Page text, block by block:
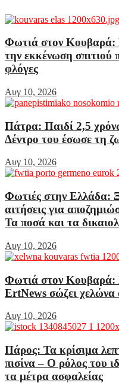
Φωτιά στον Κουβαρά:
την εκκένωση σπιτιού
φλόγες
Αυγ 10, 2026
Πάτρα: Παιδί 2,5
Δέντρο του έσωσε τη
Αυγ 10, 2026
Φωτιές στην Ελλάδα:
αιτήσεις για
Τα ποσά και τα
Αυγ 10, 2026
Φωτιά στον Κουβαρά:
ErtNews σώζει χελώνα
Αυγ 10, 2026
Πάρος: Τα κρίσιμα
πισίνα – Ο ρόλος του
τα μέτρα ασφαλείας